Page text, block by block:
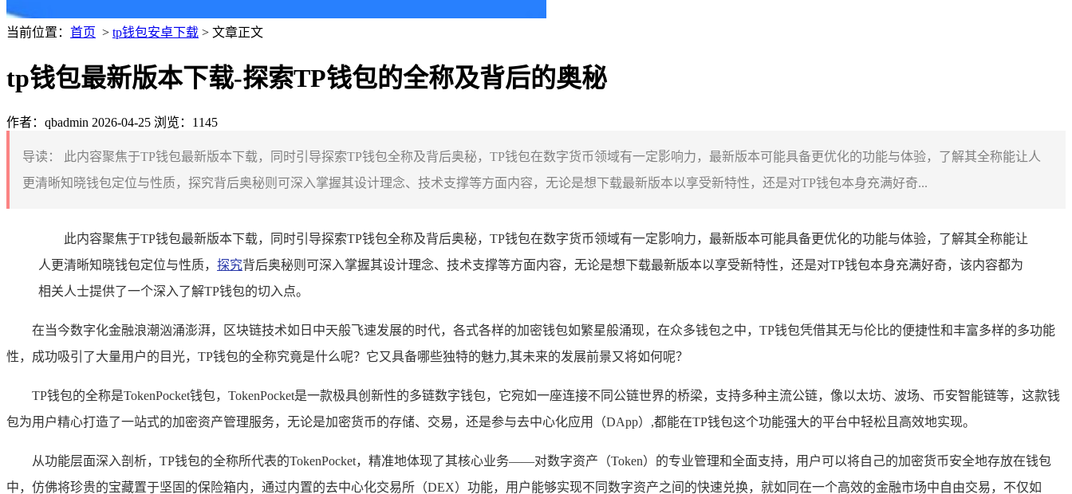
当前位置： 首页 > tp钱包安卓下载 > 文章正文
tp钱包最新版本下载-探索TP钱包的全称及背后的奥秘
作者：qbadmin 2026-04-25 浏览：1145
导读：
此内容聚焦于TP钱包最新版本下载，同时引导探索TP钱包全称及背后奥秘，TP钱包在数字货币领域有一定影响力，最新版本可能具备更优化的功能与体验，了解其全称能让人
更清晰知晓钱包定位与性质，探究背后奥秘则可深入掌握其设计理念、技术支撑等方面内容，无论是想下载最新版本以享受新特性，还是对TP钱包本身充满好奇...
此内容聚焦于TP钱包最新版本下载，同时引导探索TP钱包全称及背后奥秘，TP钱包在数字货币领域有一定影响力，最新版本可能具备更优化的功能与体验，了解其全称能让
人更清晰知晓钱包定位与性质， 探究背后奥秘则可深入掌握其设计理念、技术支撑等方面内容，无论是想下载最新版本以享受新特性，还是对TP钱包本身充满好奇，该内容都为
相关人士提供了一个深入了解TP钱包的切入点。
在当今数字化金融浪潮汹涌澎湃，区块链技术如日中天般飞速发展的时代，各式各样的加密钱包如繁星般涌现，在众多钱包之中，TP钱包凭借其无与伦比的便捷性和丰富多样的多功能
性，成功吸引了大量用户的目光，TP钱包的全称究竟是什么呢？它又具备哪些独特的魅力,其未来的发展前景又将如何呢？
TP钱包的全称是TokenPocket钱包，TokenPocket是一款极具创新性的多链数字钱包，它宛如一座连接不同公链世界的桥梁，支持多种主流公链，像以太坊、波场、币安智能链等，这款钱
包为用户精心打造了一站式的加密资产管理服务，无论是加密货币的存储、交易，还是参与去中心化应用（DApp）,都能在TP钱包这个功能强大的平台中轻松且高效地实现。
从功能层面深入剖析，TP钱包的全称所代表的TokenPocket，精准地体现了其核心业务——对数字资产（Token）的专业管理和全面支持，用户可以将自己的加密货币安全地存放在钱包
中，仿佛将珍贵的宝藏置于坚固的保险箱内，通过内置的去中心化交易所（DEX）功能，用户能够实现不同数字资产之间的快速兑换，就如同在一个高效的金融市场中自由交易，不仅如